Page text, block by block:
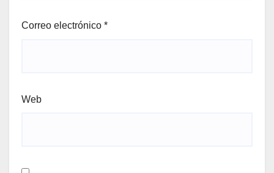
Correo electrónico *
Web